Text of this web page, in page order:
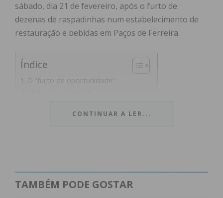
sábado, dia 21 de fevereiro, após o furto de
dezenas de raspadinhas num estabelecimento de
restauração e bebidas em Paços de Ferreira.
Índice
O “furto de oportunidade”
ocorreu no interior de um café/restaurante do
concelho. Após o alerta, os militares do Posto
CONTINUAR A LER...
TAMBÉM PODE GOSTAR